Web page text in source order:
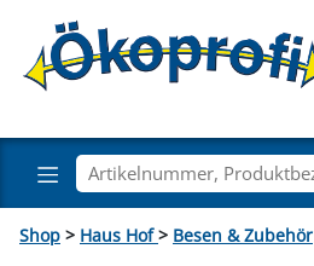
Shop > Haus Hof> Besen & Zubehör